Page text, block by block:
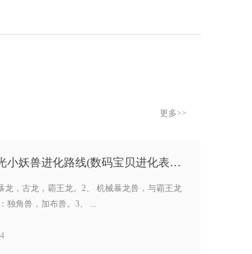
更多>>
数码宝贝日光小妖兽进化路线(数码宝贝进化表日光) …
龙，古龙，霸王龙。2、 机械暴龙兽，与霸王龙
独角兽，加布兽。3、 ...